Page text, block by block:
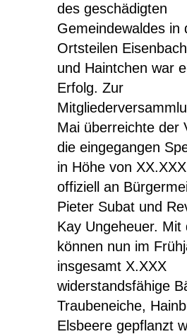
des geschädigten
Gemeindewaldes in
Ortsteilen
und Haintchen war
Erfolg. Zur
Mai überreichte der
die eingegangen
in Höhe von
offiziell an
Pieter Subat und
Kay Ungeheuer. Mit
können nun im
insgesamt X.XXX
widerstandsfähige
Traubeneiche,
Elsbeere gepflanzt